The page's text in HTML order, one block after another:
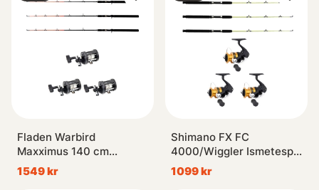
Fladen Warbird
Maxximus 140 cm
Högervev 3-Pack
1549 kr
Shimano FX FC
4000/Wiggler Ismetespö
Soft 118,5 cm 3-Pack
Combo
1099 kr